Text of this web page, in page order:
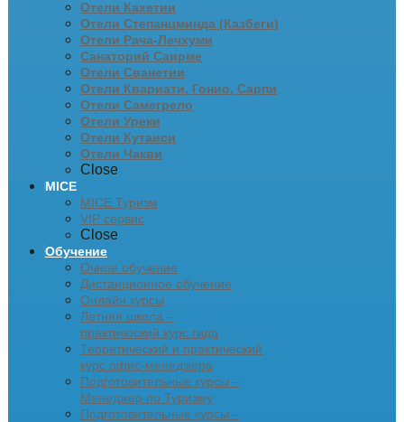
Отели Кахетии
Отели Степанцминда (Казбеги)
Отели Рача-Лечхуми
Санаторий Саирме
Отели Сванетии
Отели Квариати, Гонио, Сарпи
Отели Самегрело
Отели Уреки
Отели Кутаиси
Отели Чакви
Close
MICE
MICE Туризм
VIP сервис
Close
Обучение
Очное обучение
Дистанционное обучение
Онлайн курсы
Летняя школа –
практический курс гида
Теоретический и практический
курс офис-менеджера
Подготовительные курсы –
Менеджер по Туризму
Подготовительные курсы –